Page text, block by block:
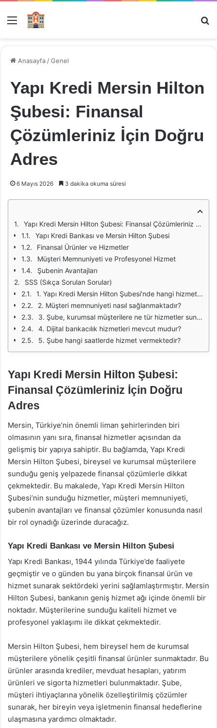
Menü
Anasayfa /Genel
Yapı Kredi Mersin Hilton
Şubesi: Finansal
Çözümleriniz İçin Doğru
Adres
6 Mayıs 2026 3 dakika okuma süresi
Yapı Kredi Mersin Hilton Şubesi: Finansal Çözümleriniz İçin Doğru Adres
Yapı Kredi Bankası ve Mersin Hilton Şubesi
Finansal Ürünler ve Hizmetler
Müşteri Memnuniyeti ve Profesyonel Hizmet
Şubenin Avantajları
SSS (Sıkça Sorulan Sorular)
1. Yapı Kredi Mersin Hilton Şubesi'nde hangi hizmetler sunulmaktadır?
2. Müşteri memnuniyeti nasıl sağlanmaktadır?
3. Şube, kurumsal müşterilere ne tür hizmetler sunmaktadır?
4. Dijital bankacılık hizmetleri mevcut mudur?
5. Şube hangi saatlerde hizmet vermektedir?
Yapı Kredi Mersin Hilton Şubesi:
Finansal Çözümleriniz İçin Doğru
Adres
Mersin, Türkiye’nin önemli liman şehirlerinden biri
olmasının yanı sıra, finansal hizmetler açısından da
gelişmiş bir yapıya sahiptir. Bu bağlamda, Yapı Kredi
Mersin Hilton Şubesi, bireysel ve kurumsal müşterilere
sunduğu geniş yelpazede finansal çözümlerle dikkat
çekmektedir. Bu makalede, Yapı Kredi Mersin Hilton
Şubesi’nin sunduğu hizmetler, müşteri memnuniyeti,
şubenin avantajları ve finansal çözümler konusunda nasıl
bir rol oynadığı üzerinde duracağız.
Yapı Kredi Bankası ve Mersin Hilton Şubesi
Yapı Kredi Bankası, 1944 yılında Türkiye’de faaliyete
geçmiştir ve o günden bu yana birçok finansal ürün ve
hizmet sunarak sektördeki yerini sağlamlaştırmıştır. Mersin
Hilton Şubesi, bankanın geniş hizmet ağı içinde önemli bir
noktadır. Müşterilerine sunduğu kaliteli hizmet ve
profesyonel yaklaşımı ile dikkat çekmektedir.
Mersin Hilton Şubesi, hem bireysel hem de kurumsal
müşterilere yönelik çeşitli finansal ürünler sunmaktadır. Bu
ürünler arasında krediler, mevduat hesapları, yatırım
ürünleri ve sigorta hizmetleri bulunmaktadır. Şube,
müşteri ihtiyaçlarına yönelik özelleştirilmiş çözümler
sunarak, her bireyin veya işletmenin finansal hedeflerine
ulaşmasına yardımcı olmaktadır.